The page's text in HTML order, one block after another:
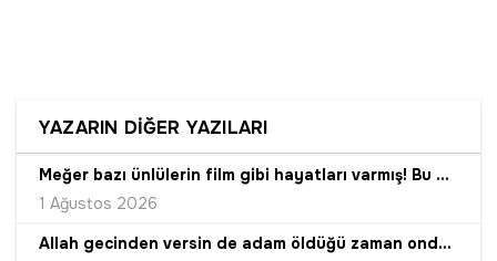
YAZARIN DİĞER YAZILARI
Meğer bazı ünlülerin film gibi hayatları varmış! Bu evlatlık hikayesi beni hem mutlu etti hem yüreğim burkuldu
1 Ağustos 2026
Allah gecinden versin de adam öldüğü zaman ondan kalan miras ne olacak acaba?